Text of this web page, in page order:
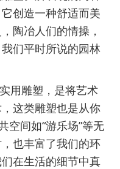
创造一种舒适而美
陶冶人们的情操，
们平时所说的园林
雕塑，是将艺术
这类雕塑也是从你
空间如“游乐场”等无
也丰富了我们的环
在生活的细节中真